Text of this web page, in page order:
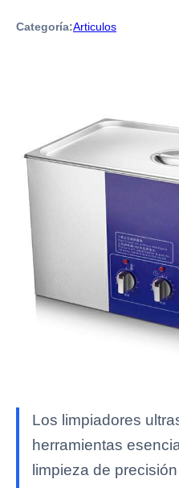
Categoría:Articulos
Los limpiadores
herramientas
limpieza de